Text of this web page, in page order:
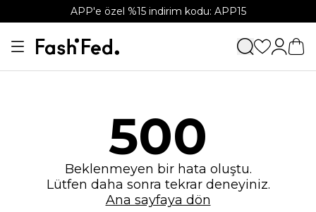
APP'e özel %15 indirim kodu: APP15
500
Beklenmeyen bir hata oluştu.
Lütfen daha sonra tekrar deneyiniz.
Ana sayfaya dön